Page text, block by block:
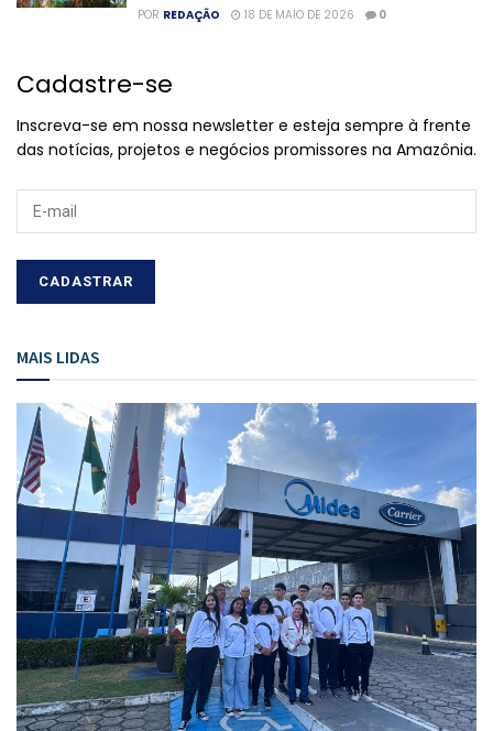
POR REDAÇÃO 18 DE MAIO DE 2026 0
Cadastre-se
Inscreva-se em nossa newsletter e esteja sempre à frente
das notícias, projetos e negócios promissores na Amazônia.
MAIS LIDAS